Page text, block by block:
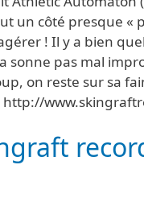
un côté presque «
! Il y a bien
sonne pas mal
on reste sur sa